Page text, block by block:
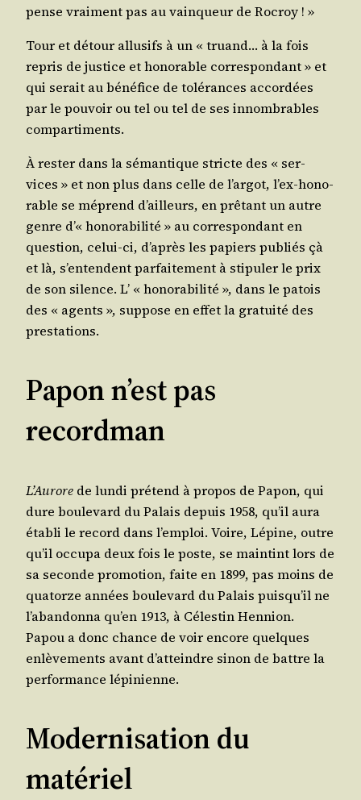
pense vrai­ment pas au vain­queur de Rocroy ! »
Tour et détour allu­sifs à un « truand… à la fois
repris de jus­tice et hono­rable cor­res­pon­dant » et
qui serait au béné­fice de tolé­rances accor­dées
par le pou­voir ou tel ou tel de ses innom­brables
compartiments.
À res­ter dans la séman­tique stricte des « ser­
vices » et non plus dans celle de l’ar­got, l’ex-hono­
rable se méprend d’ailleurs, en prê­tant un autre
genre d’« hono­ra­bi­li­té » au cor­res­pon­dant en
ques­tion, celui-ci, d’a­près les papiers publiés çà
et là, s’en­tendent par­fai­te­ment à sti­pu­ler le prix
de son silence. L’ « hono­ra­bi­li­té », dans le patois
des « agents », sup­pose en effet la gra­tui­té des
prestations.
Papon n’est pas
recordman
L’Au­rore de lun­di pré­tend à pro­pos de Papon, qui
dure bou­le­vard du Palais depuis 1958, qu’il aura
éta­bli le record dans l’emploi. Voire, Lépine, outre
qu’il occu­pa deux fois le poste, se main­tint lors de
sa seconde pro­mo­tion, faite en 1899, pas moins de
qua­torze années bou­le­vard du Palais puis­qu’il ne
l’a­ban­don­na qu’en 1913, à Céles­tin Hen­nion.
Papou a donc chance de voir encore quelques
enlè­ve­ments avant d’at­teindre sinon de battre la
per­for­mance lépinienne.
Modernisation du
matériel